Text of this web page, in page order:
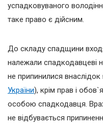
успадковуваного
таке право є дійсним.
До складу спадщини
належали спадкодавцеві
не припинилися внаслідок
України), крім прав і
особою спадкодавця.
не відбувається